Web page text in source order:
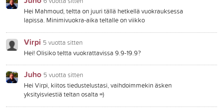
Hei Mahmoud, teltta on juuri tällä hetkellä vuokrauksessa
lapissa. Minimivuokra-aika teltalle on viikko
Virpi 5 vuotta sitten
Hei! Olisiko teltta vuokrattavissa 9.9-19.9?
Juho 5 vuotta sitten
Hei Virpi, kiitos tiedustelustasi, vaihdoimmekin äsken
yksityisviestiä teltan osalta =)